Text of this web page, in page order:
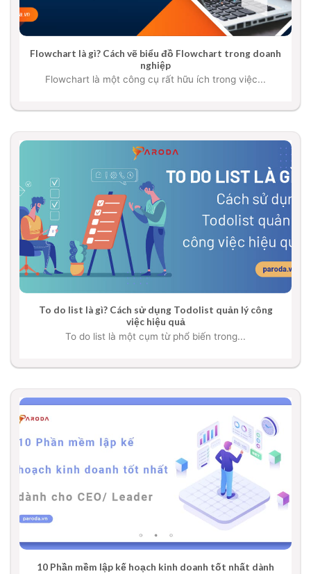
Flowchart là gì? Cách vẽ biểu đồ Flowchart trong doanh
nghiệp
Flowchart là một công cụ rất hữu ích trong việc...
To do list là gì? Cách sử dụng Todolist quản lý công
việc hiệu quả
To do list là một cụm từ phổ biến trong...
10 Phần mềm lập kế hoạch kinh doanh tốt nhất dành